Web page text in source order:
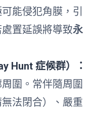
能侵犯角膜，引
置延誤將導致永
Hunt 症候群）：
圍。常伴隨周圍
法閉合）、嚴重